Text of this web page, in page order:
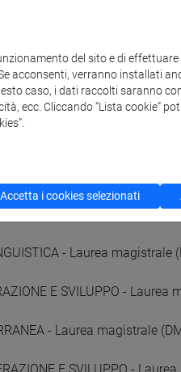
- Laurea magistrale
E SVILUPPO -
- Laurea magistrale
del sito e di
acconsenti, verranno installati
caso, i dati raccolti saranno
ecc. Cliccando “Lista cookie”
Accetta i cookies selezionati